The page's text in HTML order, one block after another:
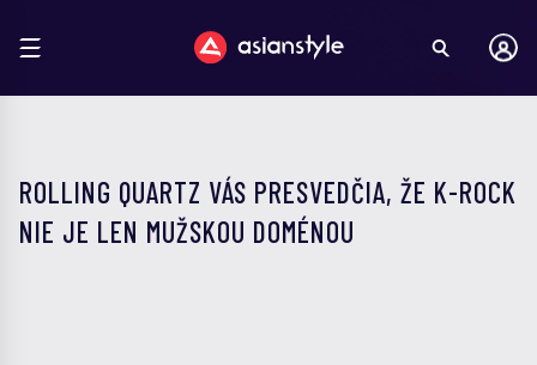
ROLLING QUARTZ VÁS PRESVEDČIA, ŽE K-ROCK
NIE JE LEN MUŽSKOU DOMÉNOU